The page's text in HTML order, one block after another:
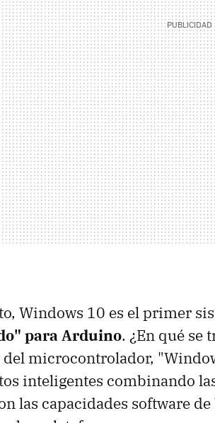
Windows 10 es el primer
para Arduino. ¿En qué se
microcontrolador,
inteligentes combinando
las capacidades software